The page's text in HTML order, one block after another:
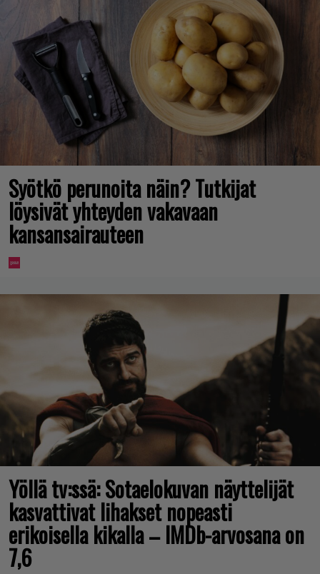
Syötkö perunoita näin? Tutkijat
löysivät yhteyden vakavaan
kansansairauteen
Yöllä tv:ssä: Sotaelokuvan näyttelijät
kasvattivat lihakset nopeasti
erikoisella kikalla – IMDb-arvosana on
7,6